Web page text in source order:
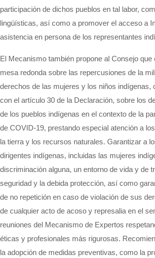
participación de dichos pueblos en tal labor,
lingüísticas, así como a promover el acceso a
asistencia en persona de los representantes
El Mecanismo también propone al Consejo que
mesa redonda sobre las repercusiones de la
derechos de las mujeres y los niños indígenas,
con el artículo 30 de la Declaración, sobre los
de los pueblos indígenas en el contexto de la
de COVID-19, prestando especial atención a los
la tierra y los recursos naturales. Garantizar a
dirigentes indígenas, incluidas las mujeres
discriminación alguna, un entorno de vida y de
seguridad y la debida protección, así como
de no repetición en caso de violación de sus
de cualquier acto de acoso y represalia en el
reuniones del Mecanismo de Expertos
éticas y profesionales más rigurosas.
la adopción de medidas preventivas, como la